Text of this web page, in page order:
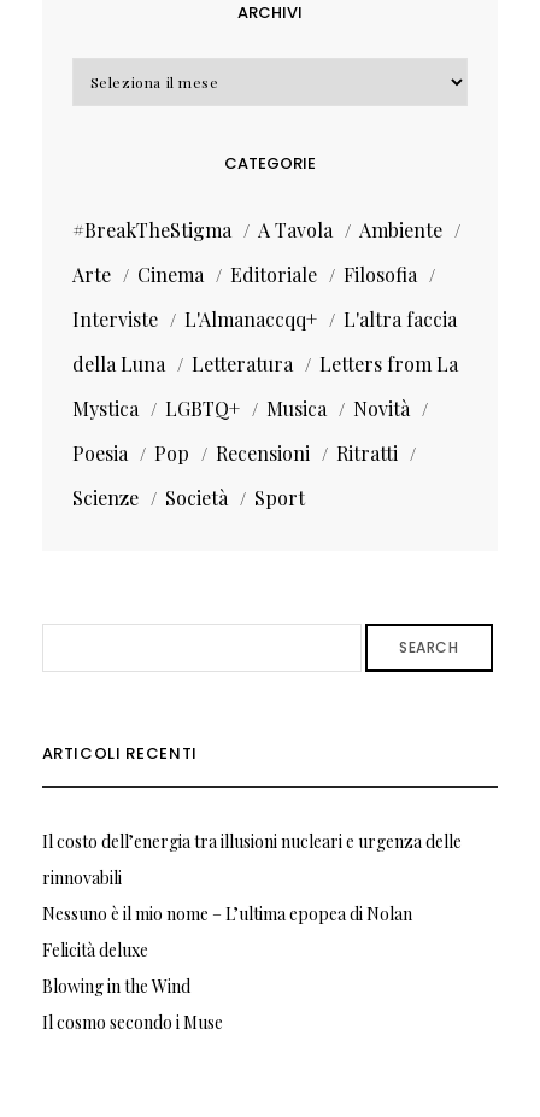
ARCHIVI
Archivi
CATEGORIE
#BreakTheStigma A Tavola
Ambiente
Arte
Cinema Editoriale
Filosofia
Interviste
L'Almanaccqq+
L'altra faccia
della Luna
Letteratura
Letters from La
Mystica
LGBTQ+ Musica
Novità
Poesia
Pop Recensioni
Ritratti
Scienze
Società Sport
SEARCH
ARTICOLI RECENTI
Il costo dell’energia tra illusioni nucleari e urgenza delle
rinnovabili
Nessuno è il mio nome – L’ultima epopea di Nolan
Felicità deluxe
Blowing in the Wind
Il cosmo secondo i Muse